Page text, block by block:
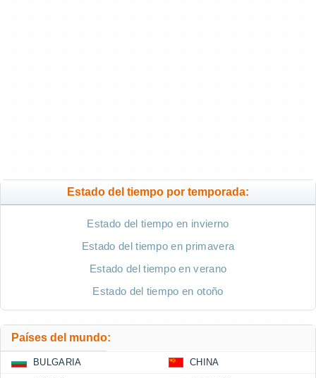
Estado del tiempo por temporada:
Estado del tiempo en invierno
Estado del tiempo en primavera
Estado del tiempo en verano
Estado del tiempo en otoño
Países del mundo:
BULGARIA CHINA